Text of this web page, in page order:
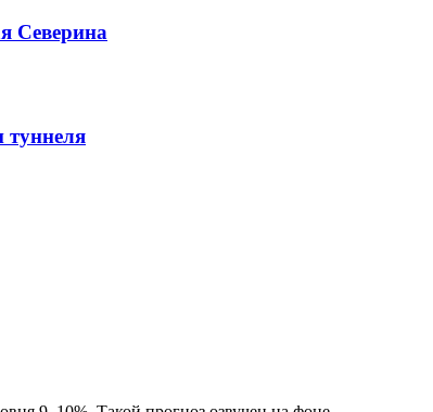
Северина
туннеля